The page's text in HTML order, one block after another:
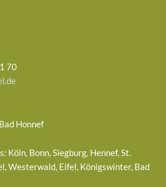
70
Honnef
Köln, Bonn, Siegburg, Hennef, St.
Westerwald, Eifel, Königswinter, Bad